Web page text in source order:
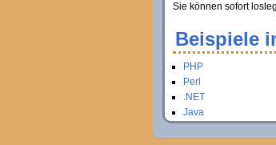
Sie können sofort
Beispiele
PHP
Perl
.NET
Java